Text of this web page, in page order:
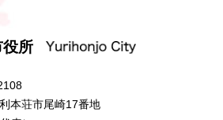
所
本荘市尾崎17番地